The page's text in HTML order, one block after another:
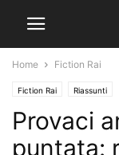
Home Fiction Rai
Fiction Rai Riassunti
Provaci
puntata: